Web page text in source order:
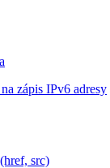
zápis IPv6 adresy
src)